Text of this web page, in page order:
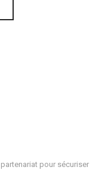
partenariat pour sécuriser